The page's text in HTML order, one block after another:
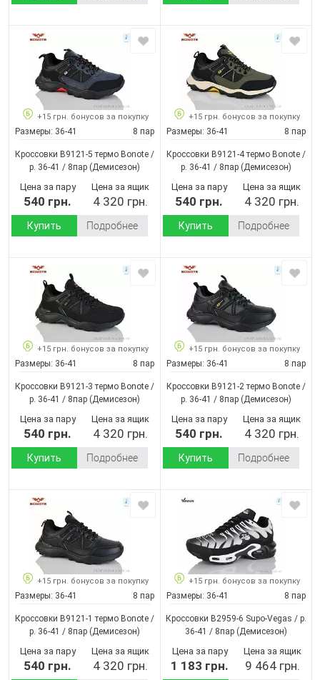
+15 грн. бонусов за покупку
Размеры: 36-41 8 пар
Кроссовки B9121-5 термо Bonote /
p. 36-41 / 8пар (Демисезон)
Цена за пару
540 грн.
Цена за ящик
4 320 грн.
Купить Подробнее
+15 грн. бонусов за покупку
Размеры: 36-41 8 пар
Кроссовки B9121-4 термо Bonote /
p. 36-41 / 8пар (Демисезон)
Цена за пару
540 грн.
Цена за ящик
4 320 грн.
Купить Подробнее
+15 грн. бонусов за покупку
Размеры: 36-41 8 пар
Кроссовки B9121-3 термо Bonote /
p. 36-41 / 8пар (Демисезон)
Цена за пару
540 грн.
Цена за ящик
4 320 грн.
Купить Подробнее
+15 грн. бонусов за покупку
Размеры: 36-41 8 пар
Кроссовки B9121-2 термо Bonote /
p. 36-41 / 8пар (Демисезон)
Цена за пару
540 грн.
Цена за ящик
4 320 грн.
Купить Подробнее
+15 грн. бонусов за покупку
Размеры: 36-41 8 пар
Кроссовки B9121-1 термо Bonote /
p. 36-41 / 8пар (Демисезон)
Цена за пару
540 грн.
Цена за ящик
4 320 грн.
+15 грн. бонусов за покупку
Размеры: 36-41 8 пар
Кроссовки B2959-6 Supo-Vegas / p.
36-41 / 8пар (Демисезон)
Цена за пару
1 183 грн.
Цена за ящик
9 464 грн.